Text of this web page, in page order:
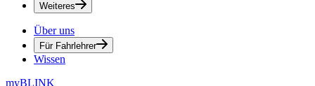
Weiteres
Über uns
Für Fahrlehrer
Wissen
myBLINK